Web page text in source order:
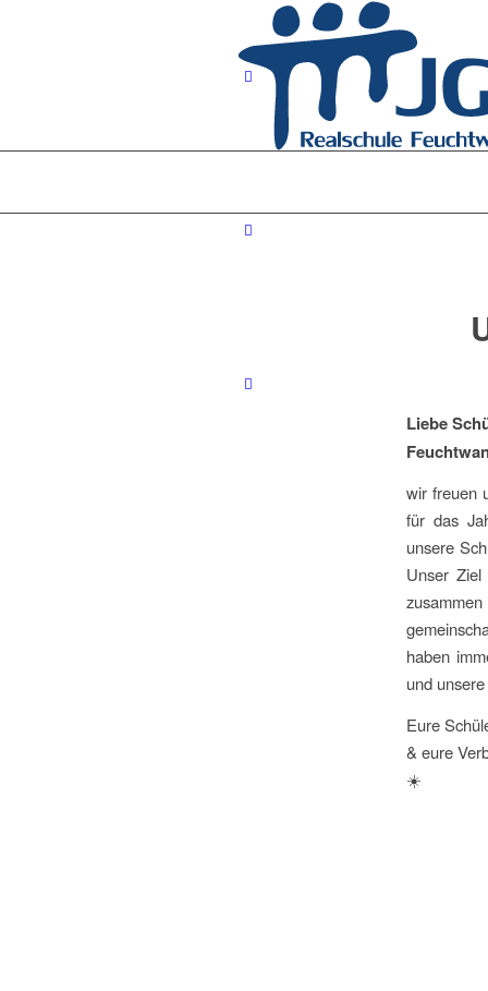
Liebe
wir freuen
für das
unsere
Unser
haben
und
Eure
& eure
☀️